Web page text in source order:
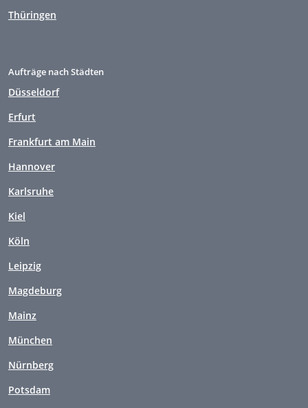
Thüringen
Aufträge nach Städten
Düsseldorf
Erfurt
Frankfurt am Main
Hannover
Karlsruhe
Kiel
Köln
Leipzig
Magdeburg
Mainz
München
Nürnberg
Potsdam